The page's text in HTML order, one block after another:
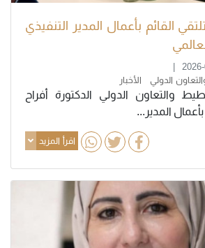
القائم بأعمال المدير التنفيذي
الدولي
الأخبار
والتعاون الدولي الدكتورة أفراح
بأعمال المدير...
اقرأ المزيد